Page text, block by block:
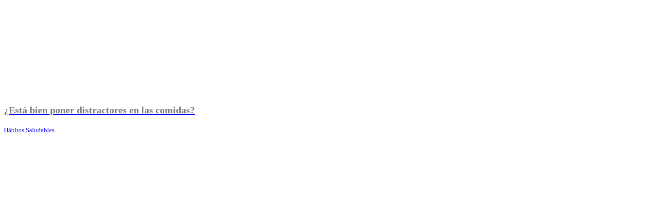
¿Está bien poner distractores en las comidas?
Hábitos Saludables